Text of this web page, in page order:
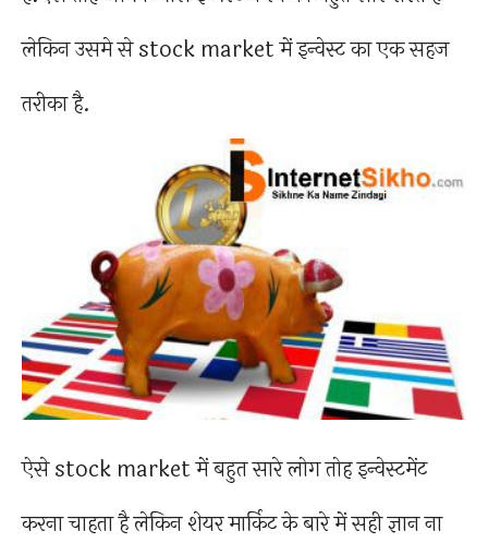
लेकिन उसमे से stock market में इन्वेस्ट का एक सहज
तरीका है.
ऐसे stock market में बहुत सारे लोग तोह इन्वेस्टमेंट
करना चाहता है लेकिन शेयर मार्किट के बारे में सही ज्ञान ना